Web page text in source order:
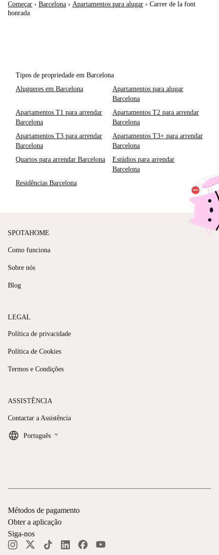
Começar › Barcelona › Apartamentos para alugar › Carrer de la font
honrada
Tipos de propriedade em Barcelona
Alugueres em Barcelona
Apartamentos para alugar
Barcelona
Apartamentos T1 para arrendar
Barcelona
Apartamentos T2 para arrendar
Barcelona
Apartamentos T3 para arrendar
Barcelona
Apartamentos T3+ para arrendar
Barcelona
Quartos para arrendar Barcelona
Estúdios para arrendar
Barcelona
Residências Barcelona
SPOTAHOME
Como funciona
Sobre nós
Blog
LEGAL
Política de privacidade
Política de Cookies
Termos e Condições
ASSISTÊNCIA
Contactar a Assistência
Português keyboard_arrow_down
Métodos de pagamento
Obter a aplicação
Siga-nos